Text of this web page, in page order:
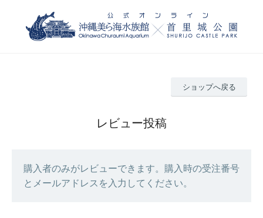
ショップへ戻る
レビュー投稿
購入者のみがレビューできます。購入時の受注番号
とメールアドレスを入力してください。